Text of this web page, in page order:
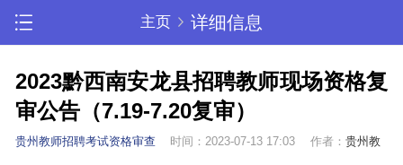
主页 详细信息
2023黔西南安龙县招聘教师现场资格复
审公告（7.19-7.20复审）
贵州教师招聘考试资格审查 时间：2023-07-13 17:03 作者： 贵州教